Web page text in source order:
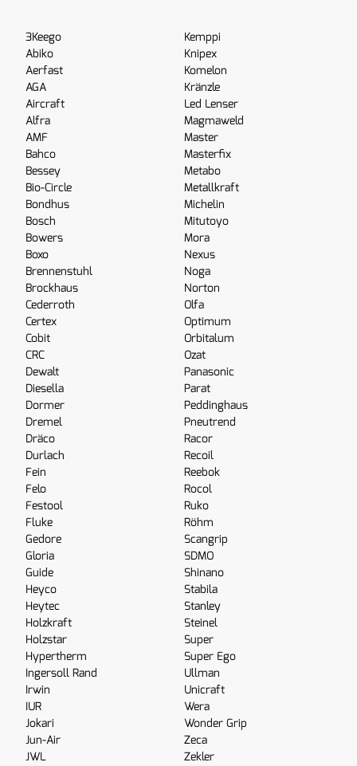
3Keego
Abiko
Aerfast
AGA
Aircraft
Alfra
AMF
Bahco
Bessey
Bio-Circle
Bondhus
Bosch
Bowers
Boxo
Brennenstuhl
Brockhaus
Cederroth
Certex
Cobit
CRC
Dewalt
Diesella
Dormer
Dremel
Dräco
Durlach
Fein
Felo
Festool
Fluke
Gedore
Gloria
Guide
Heyco
Heytec
Holzkraft
Holzstar
Hypertherm
Ingersoll Rand
Irwin
IUR
Jokari
Jun-Air
JWL
Kemppi
Knipex
Komelon
Kränzle
Led Lenser
Magmaweld
Master
Masterfix
Metabo
Metallkraft
Michelin
Mitutoyo
Mora
Nexus
Noga
Norton
Olfa
Optimum
Orbitalum
Ozat
Panasonic
Parat
Peddinghaus
Pneutrend
Racor
Recoil
Reebok
Rocol
Ruko
Röhm
Scangrip
SDMO
Shinano
Stabila
Stanley
Steinel
Super
Super Ego
Ullman
Unicraft
Wera
Wonder Grip
Zeca
Zekler